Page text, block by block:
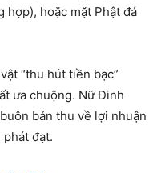
hợp), hoặc mặt Phật đá
“thu hút tiền bạc”
ưa chuộng. Nữ Đinh
bán thu về lợi nhuận
đạt.